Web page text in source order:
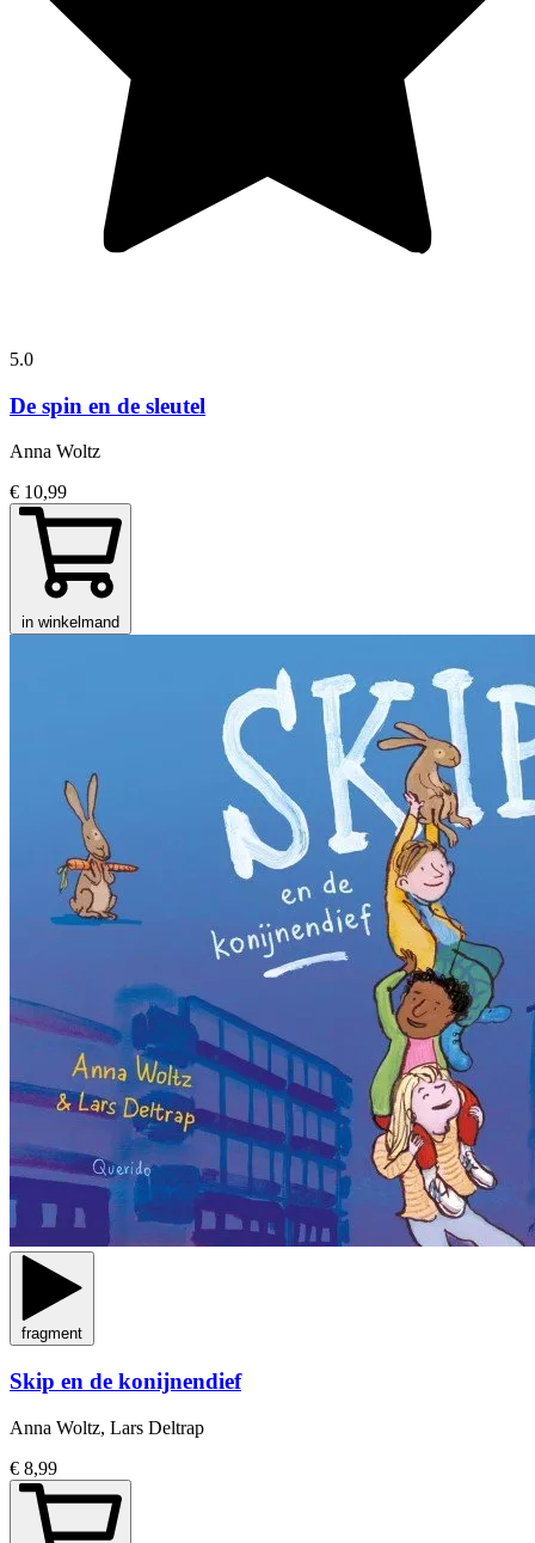
5.0
De spin en de sleutel
Anna Woltz
€ 10,99
in winkelmand
fragment
Skip en de konijnendief
Anna Woltz, Lars Deltrap
€ 8,99